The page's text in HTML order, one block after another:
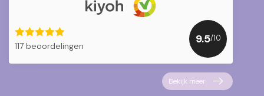
117 beoordelingen
9.5/10
Bekijk meer